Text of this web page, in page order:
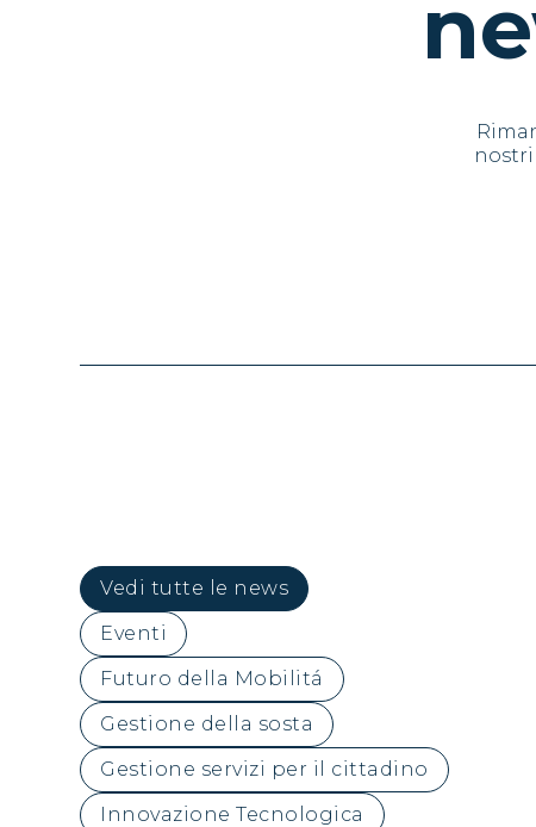
nostri
Vedi tutte le news
Eventi
Futuro della Mobilitá
Gestione della sosta
Gestione servizi per il cittadino
Innovazione Tecnologica